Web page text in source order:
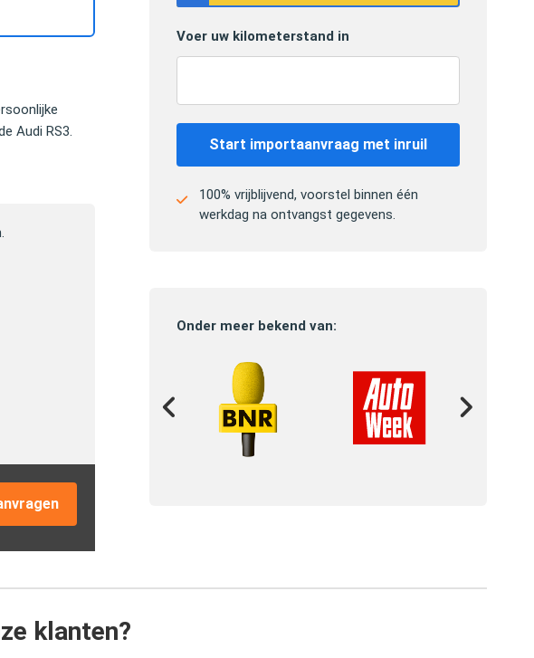
Audi RS3.
Voer uw kilometerstand in
Start importaanvraag met inruil
100% vrijblijvend, voorstel binnen één
werkdag na ontvangst gegevens.
Onder meer bekend van:
klanten?